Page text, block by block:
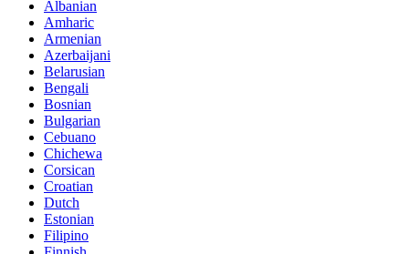
Albanian
Amharic
Armenian
Azerbaijani
Belarusian
Bengali
Bosnian
Bulgarian
Cebuano
Chichewa
Corsican
Croatian
Dutch
Estonian
Filipino